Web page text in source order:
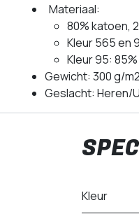
Materiaal:
80% katoen,
Kleur 565 en
Kleur 95:
Gewicht: 300 g/m2
Geslacht: Heren/
Kleur